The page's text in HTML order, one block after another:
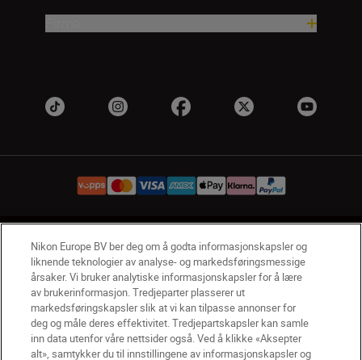
NO Nikon Sites
Kontakt oss Personvernerklæring
Bruksvilkår
Vilkår og betingelser for Nikon Store
Erklæring Om Informasjonskapsler
Tilgjengelighet
Innstillinger for informasjonskapsler
© 2026 Nikon
Nikon Europe BV ber deg om å godta informasjonskapsler og
liknende teknologier av analyse- og markedsføringsmessige
årsaker. Vi bruker analytiske informasjonskapsler for å lære
av brukerinformasjon. Tredjeparter plasserer ut
markedsføringskapsler slik at vi kan tilpasse annonser for
deg og måle deres effektivitet. Tredjepartskapsler kan samle
inn data utenfor våre nettsider også. Ved å klikke «Aksepter
alt», samtykker du til innstillingene av informasjonskapsler og